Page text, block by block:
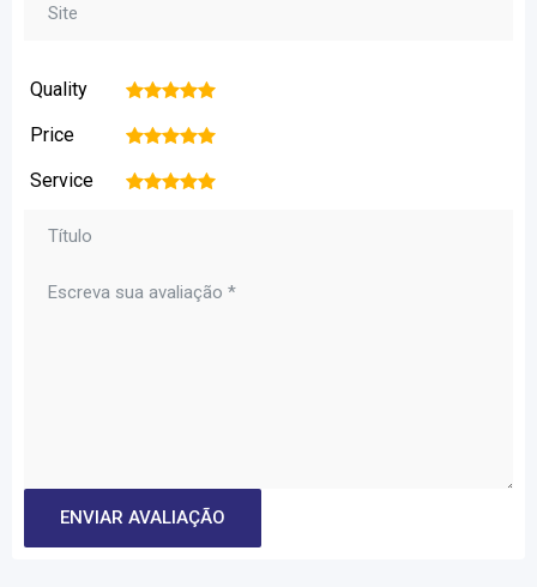
Quality 5
4
3
2
Price 5
4
3
2
Service 5
4
3
2